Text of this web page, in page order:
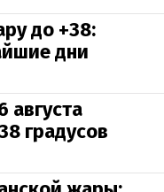
до +38:
дни
августа
градусов